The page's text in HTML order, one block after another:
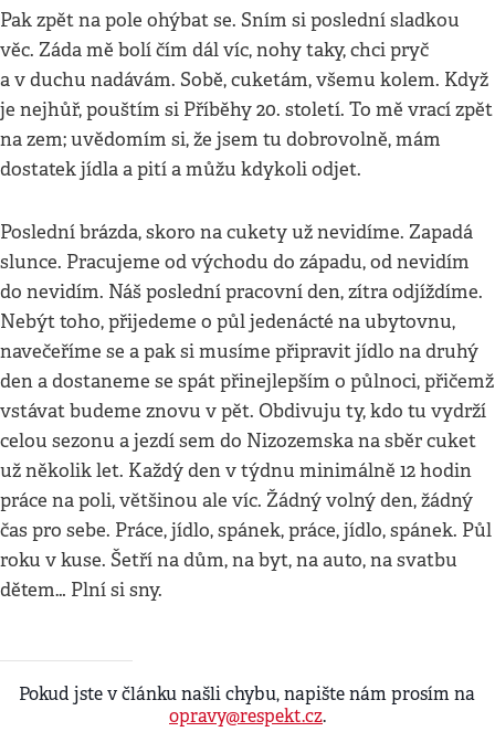
Pak zpět na pole ohýbat se. Sním si poslední sladkou
věc. Záda mě bolí čím dál víc, nohy taky, chci pryč
a v duchu nadávám. Sobě, cuketám, všemu kolem. Když
je nejhůř, pouštím si Příběhy 20. století. To mě vrací zpět
na zem; uvědomím si, že jsem tu dobrovolně, mám
dostatek jídla a pití a můžu kdykoli odjet.
Poslední brázda, skoro na cukety už nevidíme. Zapadá
slunce. Pracujeme od východu do západu, od nevidím
do nevidím. Náš poslední pracovní den, zítra odjíždíme.
Nebýt toho, přijedeme o půl jedenácté na ubytovnu,
navečeříme se a pak si musíme připravit jídlo na druhý
den a dostaneme se spát přinejlepším o půlnoci, přičemž
vstávat budeme znovu v pět. Obdivuju ty, kdo tu vydrží
celou sezonu a jezdí sem do Nizozemska na sběr cuket
už několik let. Každý den v týdnu minimálně 12 hodin
práce na poli, většinou ale víc. Žádný volný den, žádný
čas pro sebe. Práce, jídlo, spánek, práce, jídlo, spánek. Půl
roku v kuse. Šetří na dům, na byt, na auto, na svatbu
dětem… Plní si sny.
Pokud jste v článku našli chybu, napište nám prosím na
opravy@respekt.cz.